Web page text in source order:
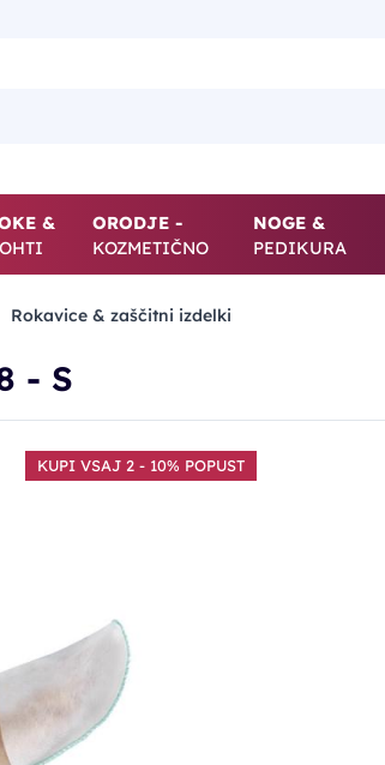
&
ORODJE -
KOZMETIČNO
NOGE &
PEDIKURA
Rokavice & zaščitni izdelki
- S
KUPI VSAJ 2 - 10% POPUST